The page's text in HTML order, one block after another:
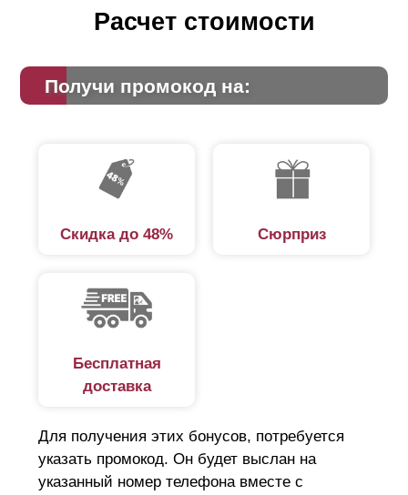
Расчет стоимости
Получи промокод на:
Скидка до 48% Сюрприз
Бесплатная
доставка
Для получения этих бонусов, потребуется
указать промокод. Он будет выслан на
указанный номер телефона вместе с